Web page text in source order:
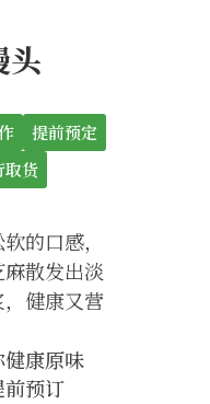
头
提前预定
取货
的口感，
散发出淡
健康又营
康原味
预订